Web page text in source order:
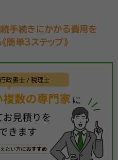
手続きにかかる費用を
簡単3ステップ》